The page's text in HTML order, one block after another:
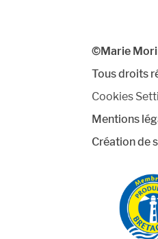
©Marie
Tous droits
Cookies
Mentions
Création de